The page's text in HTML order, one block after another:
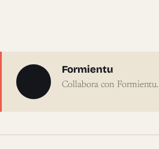
Sobre l'autor
Formientu
Collabora con Formientu.